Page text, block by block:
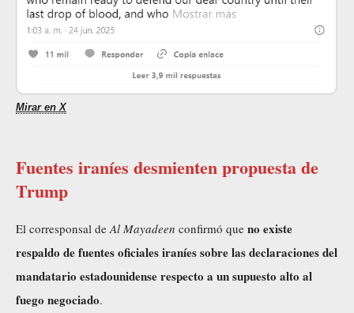
Mirar en X
Fuentes iraníes desmienten propuesta de
Trump
El corresponsal deAl Mayadeen confirmó que no existe
respaldo de fuentes oficiales iraníes sobre las declaraciones del
mandatario estadounidense respecto a un supuesto alto al
fuego negociado.